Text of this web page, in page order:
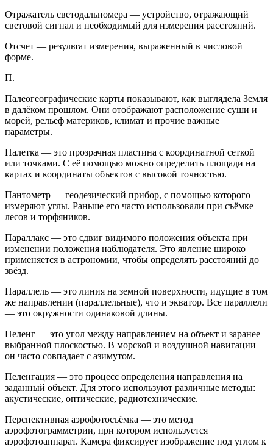
Отражатель светодальномера — устройство, отражающий
световой сигнал и необходимый для измерения расстояний.
Отсчет — результат измерения, выраженный в числовой
форме.
П.
Палеогеографические карты показывают, как выглядела Земля
в далёком прошлом. Они отображают расположение суши и
морей, рельеф материков, климат и прочие важные
параметры.
Палетка — это прозрачная пластина с координатной сеткой
или точками. С её помощью можно определить площади на
картах и координаты объектов с высокой точностью.
Пантометр — геодезический прибор, с помощью которого
измеряют углы. Раньше его часто использовали при съёмке
лесов и торфяников.
Параллакс — это сдвиг видимого положения объекта при
изменении положения наблюдателя. Это явление широко
применяется в астрономии, чтобы определять расстояний до
звёзд.
Параллель — это линия на земной поверхности, идущие в том
же направлении (параллельные), что и экватор. Все параллели
— это окружности одинаковой длины.
Пеленг — это угол между направлением на объект и заранее
выбранной плоскостью. В морской и воздушной навигации
он часто совпадает с азимутом.
Пеленгация — это процесс определения направления на
заданный объект. Для этого используют различные методы:
акустические, оптические, радиотехнические.
Перспективная аэрофотосъёмка — это метод
аэрофотограмметрии, при котором используется
аэрофотоаппарат. Камера фиксирует изображение под углом к